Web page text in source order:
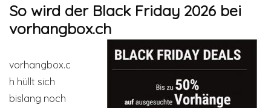
So wird der Black Friday 2026 bei
vorhangbox.ch
vorhangbox.c
h hüllt sich
bislang noch